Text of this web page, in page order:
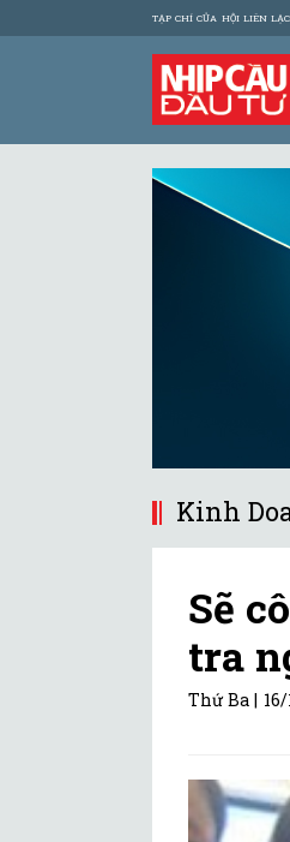
TẠP CHÍ CỦA HỘI LIÊN
Kinh
Sẽ
tra
Thứ Ba |